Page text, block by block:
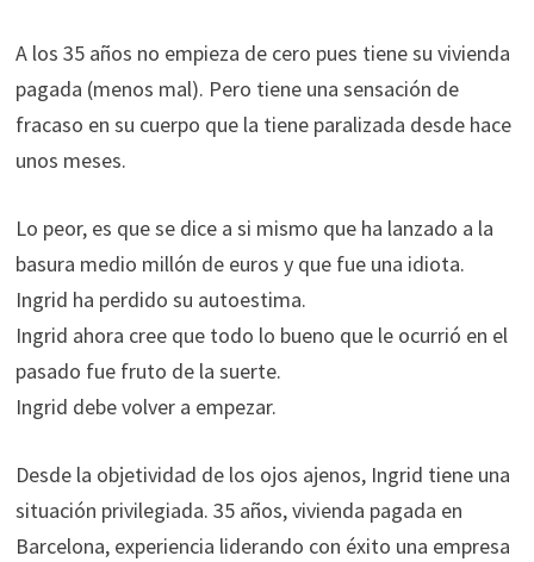
A los 35 años no empieza de cero pues tiene su vivienda
pagada (menos mal). Pero tiene una sensación de
fracaso en su cuerpo que la tiene paralizada desde hace
unos meses.
Lo peor, es que se dice a si mismo que ha lanzado a la
basura medio millón de euros y que fue una idiota.
Ingrid ha perdido su autoestima.
Ingrid ahora cree que todo lo bueno que le ocurrió en el
pasado fue fruto de la suerte.
Ingrid debe volver a empezar.
Desde la objetividad de los ojos ajenos, Ingrid tiene una
situación privilegiada. 35 años, vivienda pagada en
Barcelona, experiencia liderando con éxito una empresa